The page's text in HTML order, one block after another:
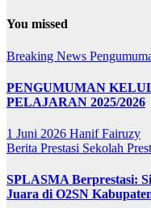
You missed
Breaking News
PENGUMUMAN
PELAJARAN 2025/2026
1 Juni 2026 Hanif Fairuzy
Berita Prestasi Sekolah
SPLASMA Berprestasi:
Juara di O2SN